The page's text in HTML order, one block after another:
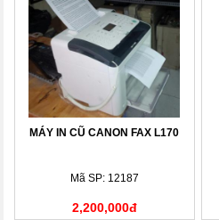
MÁY IN CŨ CANON FAX L170
Mã SP: 12187
2,200,000đ